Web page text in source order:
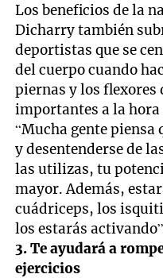
Los beneficios de la
Dicharry también
deportistas que se
del cuerpo cuando
piernas y los flexores
importantes a la hora
“Mucha gente piensa
y desentenderse de
las utilizas, tu
mayor. Además,
cuádriceps, los
los estarás
3. Te ayudará a
ejercicios